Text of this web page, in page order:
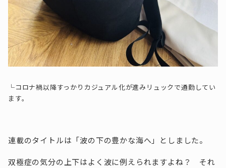
└コロナ禍以降すっかりカジュアル化が進みリュックで通勤してい
ます。
連載のタイトルは「波の下の豊かな海へ」としました。
双極症の気分の上下はよく波に例えられますよね？ それ